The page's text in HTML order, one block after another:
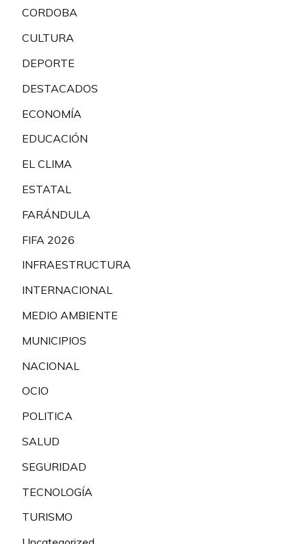
CORDOBA
CULTURA
DEPORTE
DESTACADOS
ECONOMÍA
EDUCACIÓN
EL CLIMA
ESTATAL
FARÁNDULA
FIFA 2026
INFRAESTRUCTURA
INTERNACIONAL
MEDIO AMBIENTE
MUNICIPIOS
NACIONAL
OCIO
POLITICA
SALUD
SEGURIDAD
TECNOLOGÍA
TURISMO